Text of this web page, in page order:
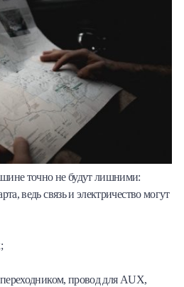
точно не будут лишними:
ведь связь и электричество могут
переходником, провод для AUX,